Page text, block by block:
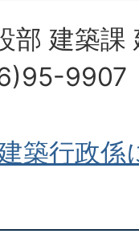
部 建築課
9907
築行政係